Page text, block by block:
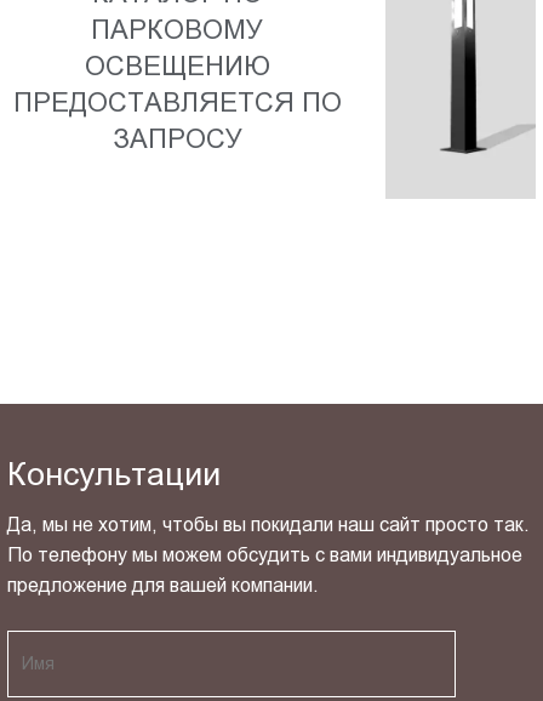
ПАРКОВОМУ
ОСВЕЩЕНИЮ
ПРЕДОСТАВЛЯЕТСЯ ПО
ЗАПРОСУ
Консультации
Да, мы не хотим, чтобы вы покидали наш сайт просто так.
По телефону мы можем обсудить с вами индивидуальное
предложение для вашей компании.
Сб.,